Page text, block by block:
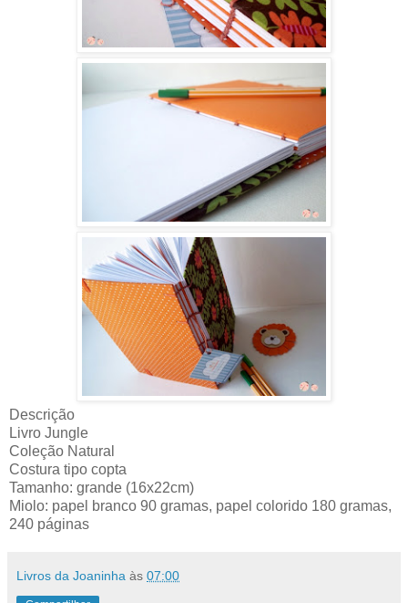
Descrição
Livro Jungle
Coleção Natural
Costura tipo copta
Tamanho: grande (16x22cm)
Miolo: papel branco 90 gramas, papel colorido 180 gramas,
240 páginas
Livros da Joaninha às 07:00